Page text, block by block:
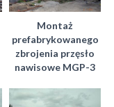
Montaż
prefabrykowanego
zbrojenia przęsło
nawisowe MGP-3